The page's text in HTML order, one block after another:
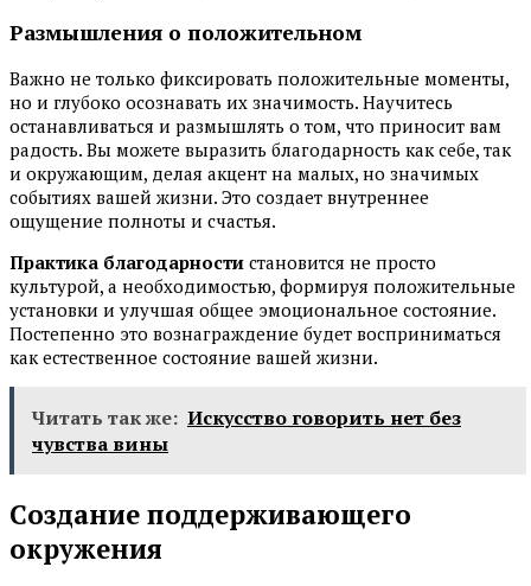
Размышления о положительном
Важно не только фиксировать положительные моменты,
но и глубоко осознавать их значимость. Научитесь
останавливаться и размышлять о том, что приносит вам
радость. Вы можете выразить благодарность как себе, так
и окружающим, делая акцент на малых, но значимых
событиях вашей жизни. Это создает внутреннее
ощущение полноты и счастья.
Практика благодарности становится не просто
культурой, а необходимостью, формируя положительные
установки и улучшая общее эмоциональное состояние.
Постепенно это вознаграждение будет восприниматься
как естественное состояние вашей жизни.
Читать так же: Искусство говорить нет без
чувства вины
Создание поддерживающего
окружения